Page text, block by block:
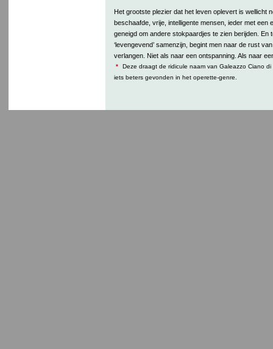
Het grootste plezier dat het leven oplevert is wellicht
beschaafde, vrije, intelligente mensen, ieder met een
geneigd om andere stokpaardjes te zien berijden. En
‘levengevend’ samenzijn, begint men naar de rust
verlangen. Niet als naar een ontspanning. Als naar
*
Deze draagt de ridicule naam van Galeazzo Ciano
iets beters gevonden in het operette-genre.